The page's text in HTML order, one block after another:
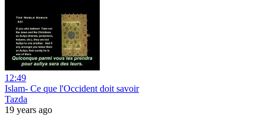
12:49
Islam- Ce que l'Occident doit savoir
Tazda
19 years ago